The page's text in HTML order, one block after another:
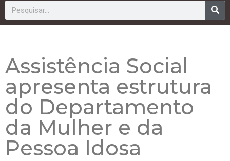
Assistência Social
apresenta estrutura
do Departamento
da Mulher e da
Pessoa Idosa